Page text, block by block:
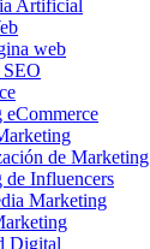
Artificial
web
SEO
de Marketing
Influencers
Marketing
Digital